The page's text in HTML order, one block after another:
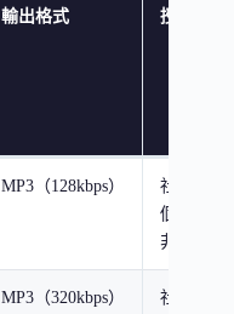
輸出格式 授權範圍
MP3（128kbps）
社群媒體
個人內容
非營利用
MP3（320kbps）
社群媒體